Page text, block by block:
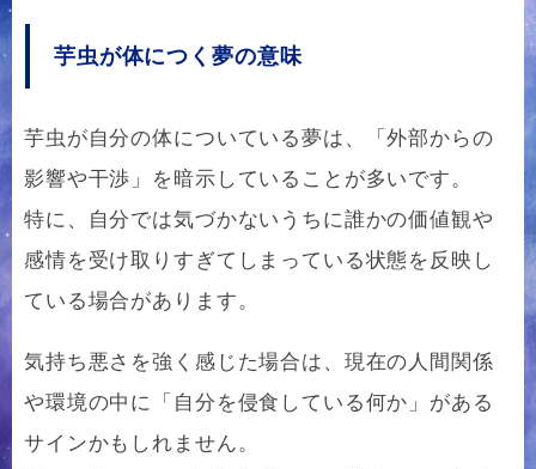
芋虫が体につく夢の意味
芋虫が自分の体についている夢は、「外部からの
影響や干渉」を暗示していることが多いです。
特に、自分では気づかないうちに誰かの価値観や
感情を受け取りすぎてしまっている状態を反映し
ている場合があります。
気持ち悪さを強く感じた場合は、現在の人間関係
や環境の中に「自分を侵食している何か」がある
サインかもしれません。